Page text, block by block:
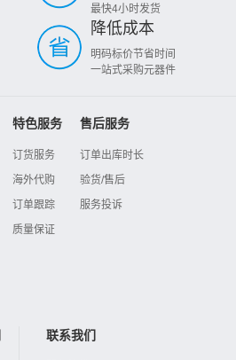
最快4小时发货
降低成本
明码标价节省时间
一站式采购元器件
特色服务
订货服务
海外代购
订单跟踪
质量保证
售后服务
订单出库时长
验货/售后
服务投诉
联系我们